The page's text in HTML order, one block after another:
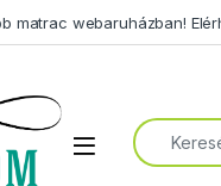
matrac webaruházban!
Open
Search